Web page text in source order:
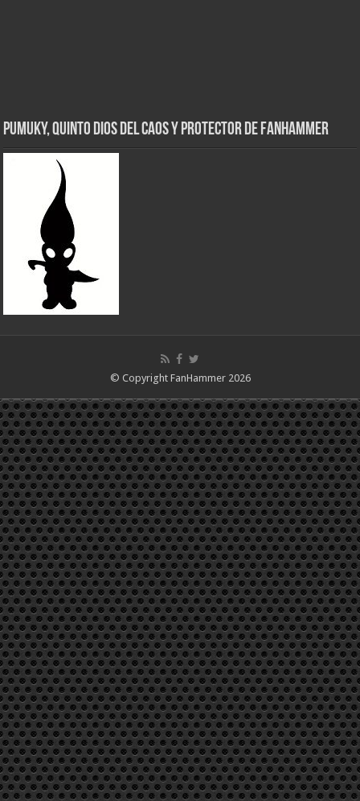
Pumuky, Quinto Dios del Caos y Protector de FanHammer
© Copyright FanHammer 2026